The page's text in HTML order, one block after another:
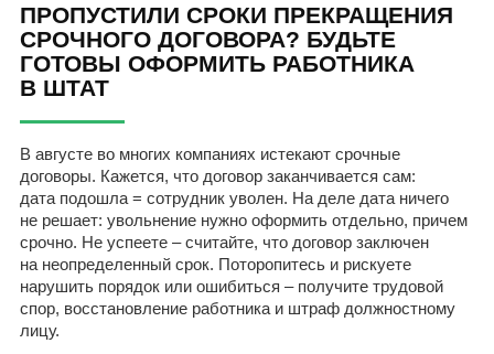
ПРОПУСТИЛИ СРОКИ ПРЕКРАЩЕНИЯ
СРОЧНОГО ДОГОВОРА? БУДЬТЕ
ГОТОВЫ ОФОРМИТЬ РАБОТНИКА
В ШТАТ
В августе во многих компаниях истекают срочные
договоры. Кажется, что договор заканчивается сам:
дата подошла = сотрудник уволен. На деле дата ничего
не решает: увольнение нужно оформить отдельно, причем
срочно. Не успеете – считайте, что договор заключен
на неопределенный срок. Поторопитесь и рискуете
нарушить порядок или ошибиться – получите трудовой
спор, восстановление работника и штраф должностному
лицу.